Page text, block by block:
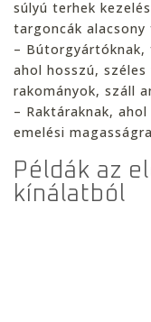
súlyú terhek
targoncák
– Bútorgyártóknak,
ahol hosszú,
rakományok, száll
– Raktáraknak,
emelési
Példák az
kínálatból